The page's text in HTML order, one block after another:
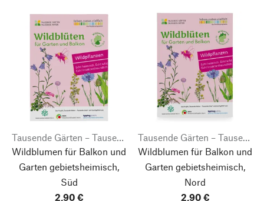
Tausende Gärten – Tausende Arten
Wildblumen für Balkon und
Garten gebietsheimisch,
Süd
2,90 €
Tausende Gärten – Tausende Arten
Wildblumen für Balkon und
Garten gebietsheimisch,
Nord
2,90 €